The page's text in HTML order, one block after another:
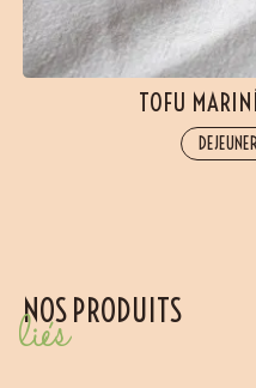
TOFU
NOS PRODUITS
liés